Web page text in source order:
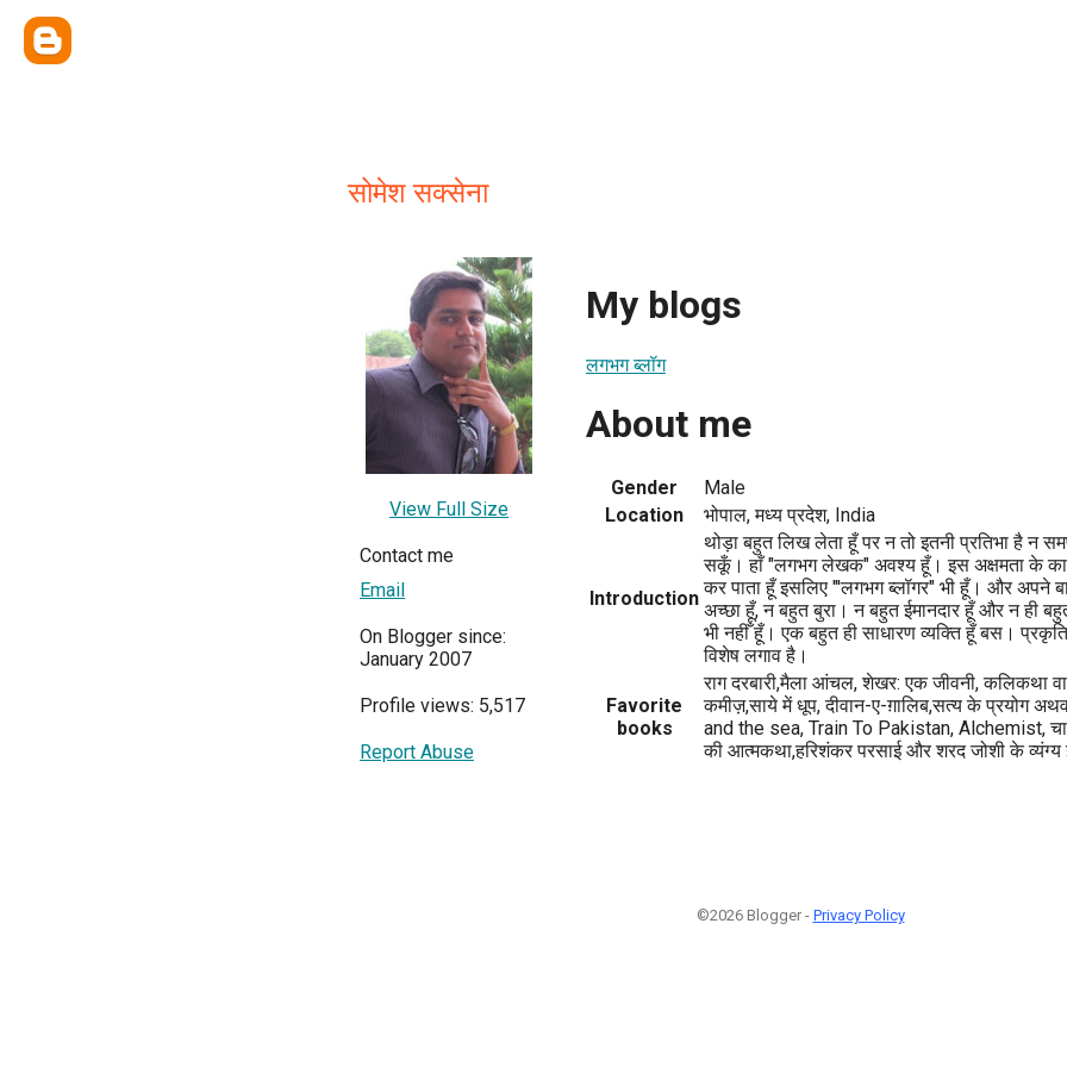
सोमेश सक्सेना
View Full Size
Contact me
Email
On Blogger since:
January 2007
Profile views: 5,517
Report Abuse
My blogs
लगभग ब्लॉग
About me
Gender
Male
Location
भोपाल, मध्य प्रदेश, India
Introduction
थोड़ा बहुत लिख लेता हूँ पर न तो इतनी प्रतिभा है न
सकूँ। हाँ "लगभग लेखक" अवश्य हूँ। इस अक्षमता के
कर पाता हूँ इसलिए "'लगभग ब्लॉगर" भी हूँ। और अपने
अच्छा हूँ, न बहुत बुरा। न बहुत ईमानदार हूँ और न ही
भी नहीँ हूँ। एक बहुत ही साधारण व्यक्ति हूँ बस।
विशेष लगाव है।
Favorite
books
राग दरबारी,मैला आंचल, शेखर: एक जीवनी, कलिकथा
कमीज़,साये में धूप, दीवान-ए-ग़ालिब,सत्य के प्रयोग
and the sea, Train To Pakistan, Alchemist,
की आत्मकथा,हरिशंकर परसाई और शरद जोशी के व्यंग्य
©2026 Blogger - Privacy Policy